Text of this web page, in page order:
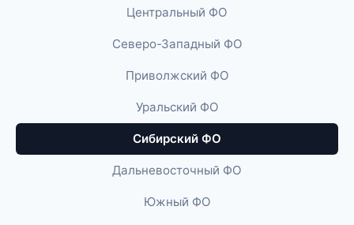
Центральный ФО
Северо-Западный ФО
Приволжский ФО
Уральский ФО
Сибирский ФО
Дальневосточный ФО
Южный ФО